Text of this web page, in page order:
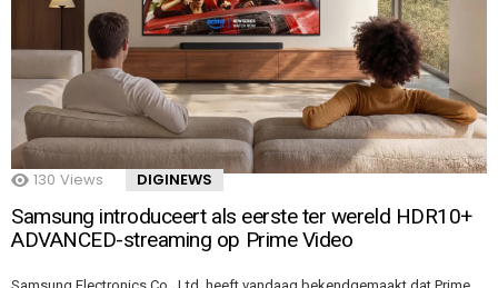
130 Views DIGINEWS
Samsung introduceert als eerste ter wereld HDR10+
ADVANCED-streaming op Prime Video